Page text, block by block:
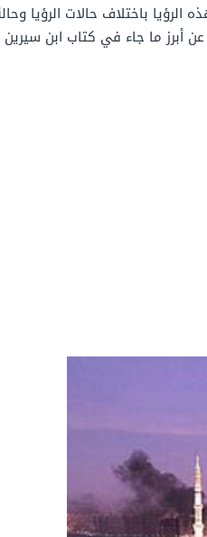
باختلاف حالات الرؤيا وحالة
أبرز ما جاء في كتاب ابن